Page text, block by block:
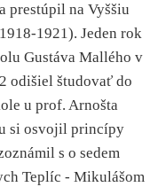
prestúpil na Vyššiu
1921). Jeden rok
Gustáva Mallého v
odišiel študovať do
u prof. Arnošta
si osvojil princípy
s o sedem
Teplíc - Mikulášom